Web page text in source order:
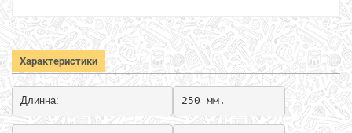
Характеристики
Длинна: 250 мм.